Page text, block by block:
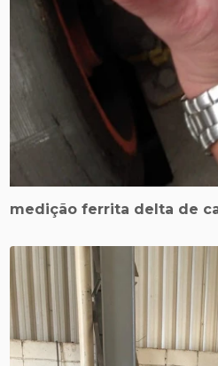
medição ferrita delta de